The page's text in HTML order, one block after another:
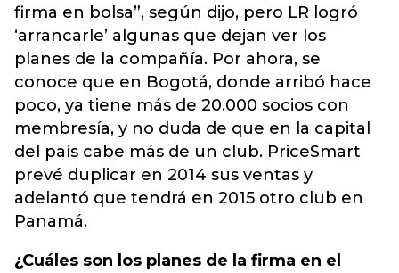
firma en bolsa”, según dijo, pero LR logró
‘arrancarle’ algunas que dejan ver los
planes de la compañía. Por ahora, se
conoce que en Bogotá, donde arribó hace
poco, ya tiene más de 20.000 socios con
membresía, y no duda de que en la capital
del país cabe más de un club. PriceSmart
prevé duplicar en 2014 sus ventas y
adelantó que tendrá en 2015 otro club en
Panamá.
¿Cuáles son los planes de la firma en el